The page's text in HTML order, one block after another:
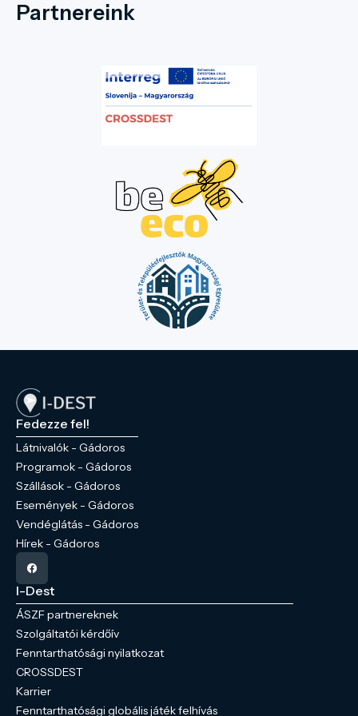
által elkészített mellszobrot állított. A
Partnereink
Fedezze fel!
Látnivalók - Gádoros
Programok - Gádoros
Szállások - Gádoros
Események - Gádoros
Vendéglátás - Gádoros
Hírek - Gádoros
I-Dest
ÁSZF partnereknek
Szolgáltatói kérdőív
Fenntarthatósági nyilatkozat
CROSSDEST
Karrier
Fenntarthatósági globális játék felhívás